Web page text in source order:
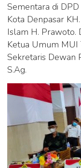
Sementara di
Kota Denpasar
Islam H. Prawoto.
Ketua Umum MUI
Sekretaris Dewan
S.Ag.